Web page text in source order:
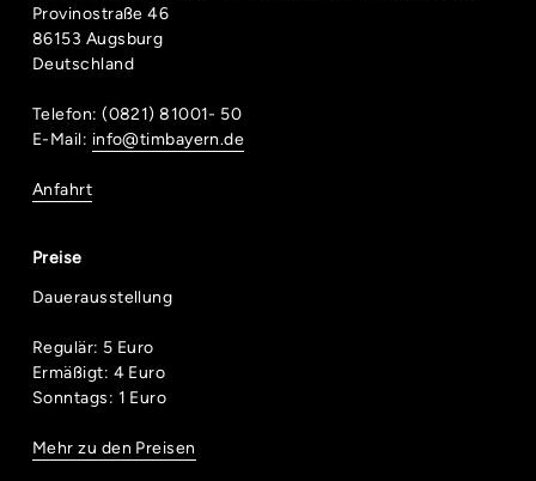
Provinostraße 46
86153 Augsburg
Deutschland
Telefon: (0821) 81001- 50
E-Mail: info@timbayern.de
Anfahrt
Preise
Dauerausstellung
Regulär: 5 Euro
Ermäßigt: 4 Euro
Sonntags: 1 Euro
Mehr zu den Preisen